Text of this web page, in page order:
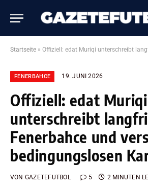
Startseite » Offiziell: edat Muriqi unterschreibt langfristig bei Fenerbahce
FENERBAHCE 19. JUNI 2026
Offiziell: edat Muriqi
unterschreibt
Fenerbahce und
bedingungslosen
VON GAZETEFUTBOL 5 2 MINUTEN